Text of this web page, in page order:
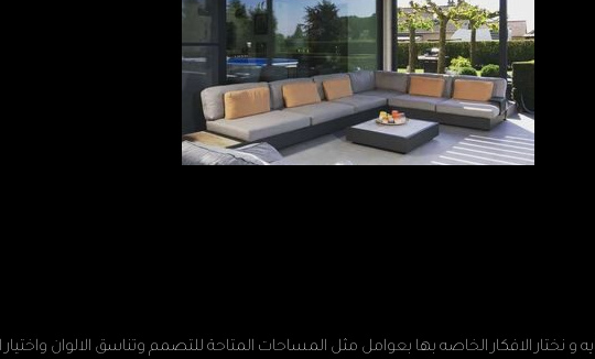
و نختار الافكار الخاصه بها بعوامل مثل المساحات المتاحة للتصمم وتناسق الالوان